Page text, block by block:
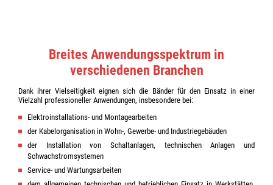
Breites Anwendungsspektrum in
verschiedenen Branchen
Dank ihrer Vielseitigkeit eignen sich die Bänder für den Einsatz in einer
Vielzahl professioneller Anwendungen, insbesondere bei:
Elektroinstallations- und Montagearbeiten
der Kabelorganisation in Wohn-, Gewerbe- und Industriegebäuden
der Installation von Schaltanlagen, technischen Anlagen und
Schwachstromsystemen
Service- und Wartungsarbeiten